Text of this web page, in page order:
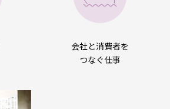
会社と消費者を
つなぐ仕事